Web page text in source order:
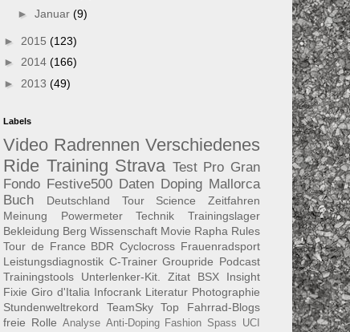
► Januar (9)
► 2015 (123)
► 2014 (166)
► 2013 (49)
Labels
Video Radrennen Verschiedenes
Ride Training Strava Test Pro Gran
Fondo Festive500 Daten Doping Mallorca
Buch
Deutschland Tour Science
Zeitfahren
Meinung
Powermeter Technik
Trainingslager
Bekleidung Berg Wissenschaft Movie Rapha Rules
Tour de France BDR Cyclocross Frauenradsport
Leistungsdiagnostik C-Trainer Groupride Podcast
Trainingstools
Unterlenker-Kit. Zitat
BSX Insight
Fixie Giro d'Italia Infocrank Literatur Photographie
Stundenweltrekord
TeamSky
Top Fahrrad-Blogs
freie Rolle Analyse Anti-Doping Fashion Spass
UCI